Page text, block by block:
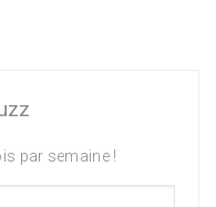
par semaine !